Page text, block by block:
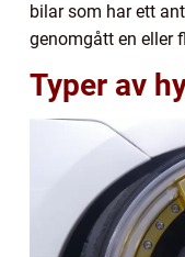
bilar som har ett
genomgått en eller
Typer av